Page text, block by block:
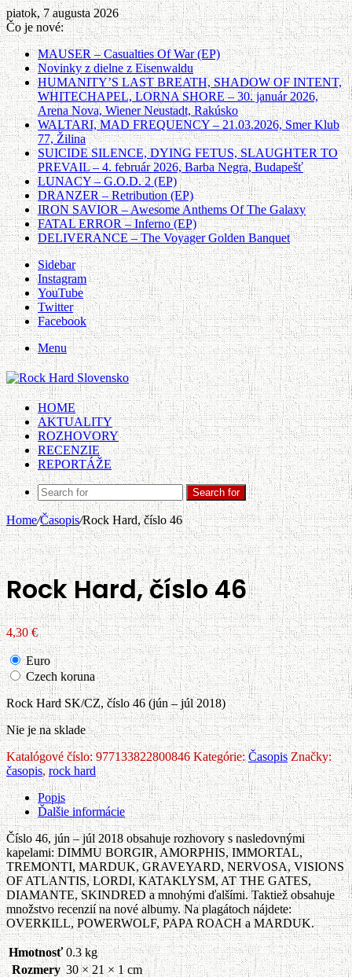
piatok, 7 augusta 2026
Čo je nové:
MAUSER – Casualties Of War (EP)
Novinky z dielne z Eisenwaldu
HUMANITY’S LAST BREATH, SHADOW OF INTENT,
WHITECHAPEL, LORNA SHORE – 30. január 2026,
Arena Nova, Wiener Neustadt, Rakúsko
WALTARI, MAD FREQUENCY – 21.03.2026, Smer Klub
77, Žilina
SUICIDE SILENCE, DYING FETUS, SLAUGHTER TO
PREVAIL – 4. február 2026, Barba Negra, Budapešť
LUNACY – G.O.D. 2 (EP)
DRANZER – Retribution (EP)
IRON SAVIOR – Awesome Anthems Of The Galaxy
FATAL ERROR – Inferno (EP)
DELIVERANCE – The Voyager Golden Banquet
Sidebar
Instagram
YouTube
Twitter
Facebook
Menu
HOME
AKTUALITY
ROZHOVORY
RECENZIE
REPORTÁŽE
Search for
Home/Časopis/Rock Hard, číslo 46
Rock Hard, číslo 46
4,30€
Euro
Czech koruna
Rock Hard SK/CZ, číslo 46 (jún – júl 2018)
Nie je na sklade
Katalógové číslo:977133822800846 Kategórie:Časopis Značky:
časopis,rock hard
Popis
Ďalšie informácie
Číslo 46, jún – júl 2018 obsahuje rozhovory s nasledovnými
kapelami: DIMMU BORGIR, AMORPHIS, IMMORTAL,
TREMONTI, MARDUK, GRAVEYARD, NERVOSA, VISIONS
OF ATLANTIS, LORDI, KATAKLYSM, AT THE GATES,
DIAMANTE, SKINDRED a mnohými ďalšími. Taktiež obsahuje
množstvo recenzií na nové albumy. Na plagátoch nájdete:
OVERKILL, POWERWOLF, PAPA ROACH a MARDUK.
Hmotnosť 0.3 kg
Rozmery 30 × 21 × 1 cm